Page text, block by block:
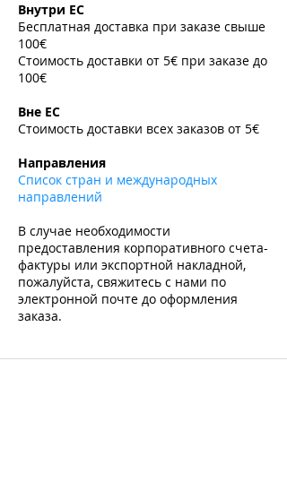
Внутри ЕС
Бесплатная доставка при заказе свыше
100€
Стоимость доставки от 5€ при заказе до
100€
Вне ЕС
Стоимость доставки всех заказов от 5€
Направления
Список стран и международных
направлений
В случае необходимости
предоставления корпоративного счета-
фактуры или экспортной накладной,
пожалуйста, свяжитесь с нами по
электронной почте до оформления
заказа.